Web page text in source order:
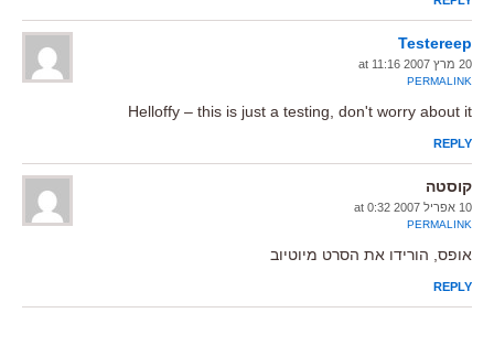
Testereep
20 מרץ 2007 at 11:16
PERMALINK
Helloffy – this is just a testing, don't worry about it
REPLY
קוסטה
10 אפריל 2007 at 0:32
PERMALINK
אופס, הורידו את הסרט מיוטיוב
REPLY